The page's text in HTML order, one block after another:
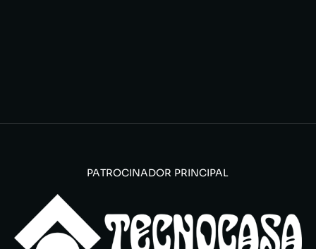
PATROCINADOR PRINCIPAL